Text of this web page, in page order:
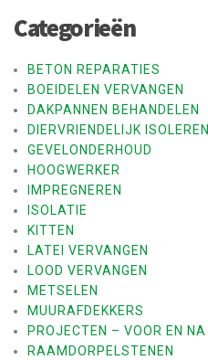
Categorieën
BETON REPARATIES
BOEIDELEN VERVANGEN
DAKPANNEN BEHANDELEN
DIERVRIENDELIJK ISOLEREN
GEVELONDERHOUD
HOOGWERKER
IMPREGNEREN
ISOLATIE
KITTEN
LATEI VERVANGEN
LOOD VERVANGEN
METSELEN
MUURAFDEKKERS
PROJECTEN – VOOR EN NA
RAAMDORPELSTENEN